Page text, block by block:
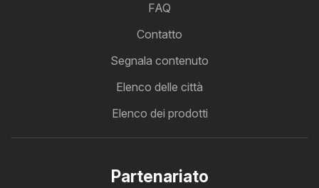
FAQ
Contatto
Segnala contenuto
Elenco delle città
Elenco dei prodotti
Partenariato